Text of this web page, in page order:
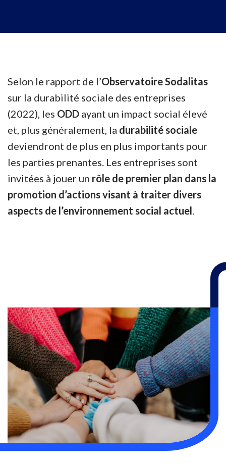
Selon le rapport de l’Observatoire Sodalitas
sur la durabilité sociale des entreprises
(2022), les ODD ayant un impact social élevé
et, plus généralement, la durabilité sociale
deviendront de plus en plus importants pour
les parties prenantes. Les entreprises sont
invitées à jouer un rôle de premier plan dans la
promotion d’actions visant à traiter divers
aspects de l’environnement social actuel.